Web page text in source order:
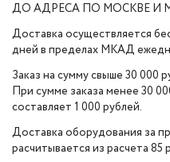
ДО АДРЕСА ПО МОСКВЕ И
Доставка осуществляется
дней в пределах МКАД
Заказ на сумму свыше 30 000
При сумме заказа менее 30
составляет 1 000 рублей.
Доставка оборудования за
расчитывается из расчета 85